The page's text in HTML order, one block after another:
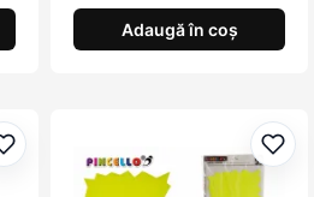
Adaugă în coș
Adaugă la favorite